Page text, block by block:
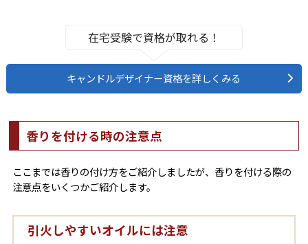
在宅受験で資格が取れる！
キャンドルデザイナー資格を詳しくみる
香りを付ける時の注意点
ここまでは香りの付け方をご紹介しましたが、香りを付ける際の
注意点をいくつかご紹介します。
引火しやすいオイルには注意